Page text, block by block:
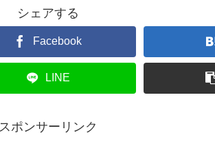
シェアする
Facebook
LINE
スポンサーリンク